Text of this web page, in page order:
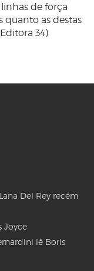
de força
quanto as destas
34)
Del Rey recém
Joyce
lê Boris